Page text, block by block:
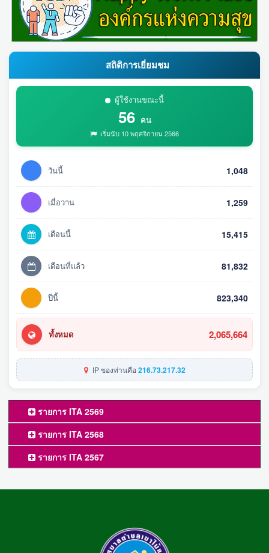
สถิติการเยี่ยมชม
ผู้ใช้งานขณะนี้
56 คน
เริ่มนับ 10 พฤศจิกายน 2566
วันนี้ 1,048
เมื่อวาน 1,259
เดือนนี้ 15,415
เดือนที่แล้ว 81,832
ปีนี้ 823,340
ทั้งหมด 2,065,664
IP ของท่านคือ216.73.217.32
รายการ ITA 2569
รายการ ITA 2568
รายการ ITA 2567